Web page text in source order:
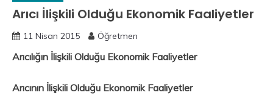
Arıcı İlişkili Olduğu Ekonomik Faaliyetler
11 Nisan 2015 Öğretmen
Arıcılığın İlişkili Olduğu Ekonomik Faaliyetler
Arıcının İlişkili Olduğu Ekonomik Faaliyetler